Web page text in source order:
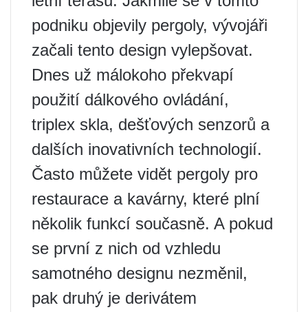
podniku objevily pergoly, vývojáři
začali tento design vylepšovat.
Dnes už málokoho překvapí
použití dálkového ovládání,
triplex skla, dešťových senzorů a
dalších inovativních technologií.
Často můžete vidět pergoly pro
restaurace a kavárny, které plní
několik funkcí současně. A pokud
se první z nich od vzhledu
samotného designu nezměnil,
pak druhý je derivátem